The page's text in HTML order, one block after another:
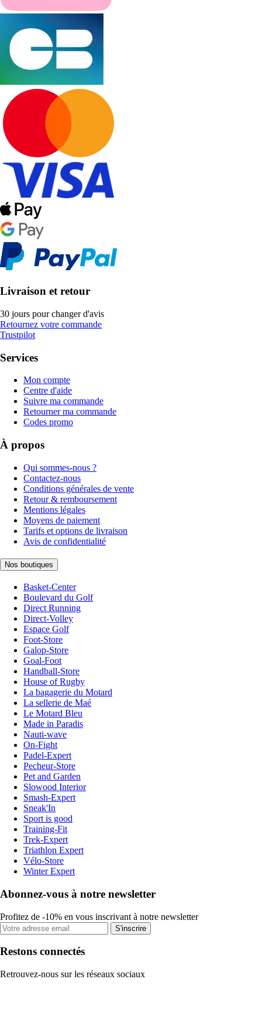
Livraison et retour
30 jours pour changer d'avis
Retournez votre commande
Trustpilot
Services
Mon compte
Centre d'aide
Suivre ma commande
Retourner ma commande
Codes promo
À propos
Qui sommes-nous ?
Contactez-nous
Conditions générales de vente
Retour & remboursement
Mentions légales
Moyens de paiement
Tarifs et options de livraison
Avis de confidentialité
Nos boutiques
Basket-Center
Boulevard du Golf
Direct Running
Direct-Volley
Espace Golf
Foot-Store
Galop-Store
Goal-Foot
Handball-Store
House of Rugby
La bagagerie du Motard
La sellerie de Maé
Le Motard Bleu
Made in Paradis
Nauti-wave
On-Fight
Padel-Expert
Pecheur-Store
Pet and Garden
Slowood Interior
Smash-Expert
Sneak'In
Sport is good
Training-Fit
Trek-Expert
Triathlon Expert
Vélo-Store
Winter Expert
Abonnez-vous à notre newsletter
Profitez de -10% en vous inscrivant à notre newsletter
S'inscrire
Restons connectés
Retrouvez-nous sur les réseaux sociaux